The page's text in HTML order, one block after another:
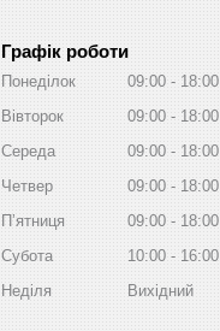
Графік роботи
Понеділок 09:00
18:00
Вівторок
09:00
18:00
Середа
09:00
18:00
Четвер
09:00
18:00
Пʼятниця
09:00
18:00
Субота
10:00
16:00
Неділя
Вихідний